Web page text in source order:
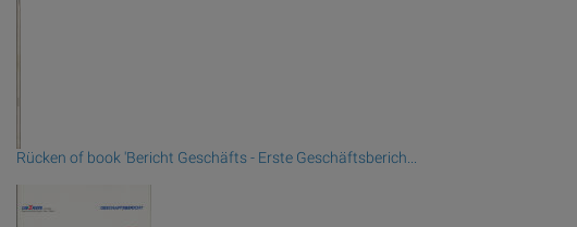
Rücken of book 'Bericht Geschäfts - Erste Geschäftsberich...